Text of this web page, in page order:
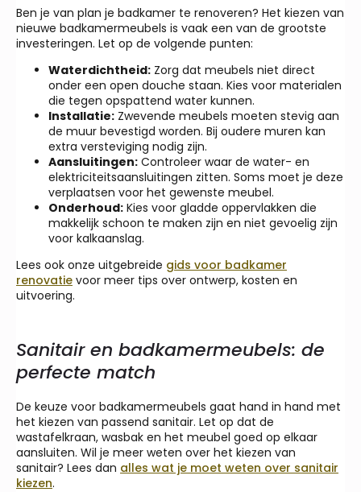
Ben je van plan je badkamer te renoveren? Het kiezen van
nieuwe badkamermeubels is vaak een van de grootste
investeringen. Let op de volgende punten:
Waterdichtheid: Zorg dat meubels niet direct
onder een open douche staan. Kies voor materialen
die tegen opspattend water kunnen.
Installatie: Zwevende meubels moeten stevig aan
de muur bevestigd worden. Bij oudere muren kan
extra versteviging nodig zijn.
Aansluitingen: Controleer waar de water- en
elektriciteitsaansluitingen zitten. Soms moet je deze
verplaatsen voor het gewenste meubel.
Onderhoud: Kies voor gladde oppervlakken die
makkelijk schoon te maken zijn en niet gevoelig zijn
voor kalkaanslag.
Lees ook onze uitgebreide gids voor badkamer
renovatie voor meer tips over ontwerp, kosten en
uitvoering.
Sanitair en badkamermeubels: de
perfecte match
De keuze voor badkamermeubels gaat hand in hand met
het kiezen van passend sanitair. Let op dat de
wastafelkraan, wasbak en het meubel goed op elkaar
aansluiten. Wil je meer weten over het kiezen van
sanitair? Lees dan alles wat je moet weten over sanitair
kiezen.